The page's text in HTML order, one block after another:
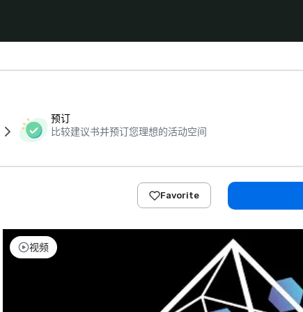
预订
比较建议书并预订您理想的活动空间
Favorite
视频